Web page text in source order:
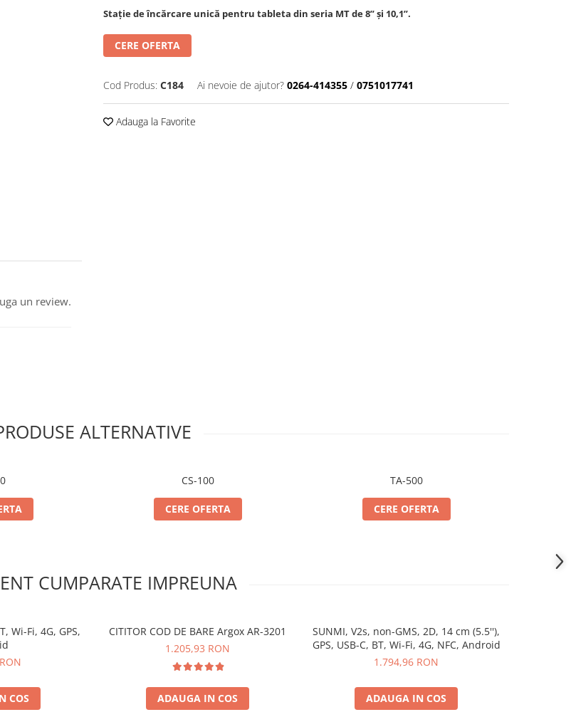
Stație de încărcare unică pentru tableta din seria MT de 8” și 10,1”.
CERE OFERTA
Cod Produs: C184 Ai nevoie de ajutor? 0264-414355 / 0751017741
Adauga la Favorite
un review.
ALTERNATIVE
CS-100
CERE OFERTA
TA-500
CERE OFERTA
CUMPARATE IMPREUNA
Wi-Fi, 4G, GPS,
COS
CITITOR COD DE BARE Argox AR-3201
1.205,93 RON
ADAUGA IN COS
SUNMI, V2s, non-GMS, 2D, 14 cm (5.5''),
GPS, USB-C, BT, Wi-Fi, 4G, NFC, Android
1.794,96 RON
ADAUGA IN COS